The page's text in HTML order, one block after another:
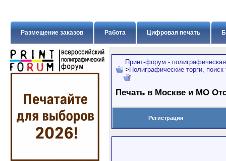
Цифровая печать
Работа
Размещение заказов
Принт-форум -
> Полиграфические торги,
Печать в Москве и МО
Регистрация